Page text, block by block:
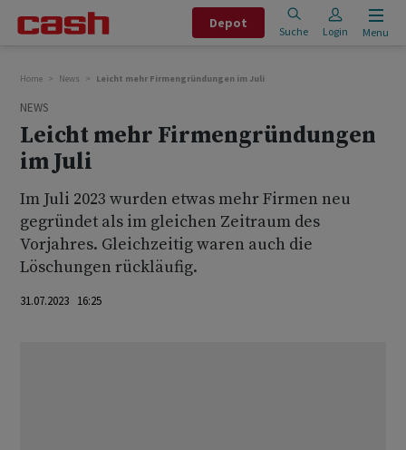
Depot
Suche Login Menu
Home News Leicht mehr Firmengründungen im Juli
NEWS
Leicht mehr Firmengründungen
im Juli
Im Juli 2023 wurden etwas mehr Firmen neu
gegründet als im gleichen Zeitraum des
Vorjahres. Gleichzeitig waren auch die
Löschungen rückläufig.
31.07.2023 16:25